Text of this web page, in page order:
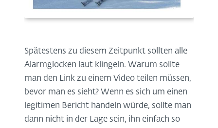
Spätestens zu diesem Zeitpunkt sollten alle
Alarmglocken laut klingeln. Warum sollte
man den Link zu einem Video teilen müssen,
bevor man es sieht? Wenn es sich um einen
legitimen Bericht handeln würde, sollte man
dann nicht in der Lage sein, ihn einfach so